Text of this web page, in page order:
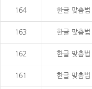
164 한글 맞춤법
163 한글 맞춤법
162 한글 맞춤법
161 한글 맞춤법